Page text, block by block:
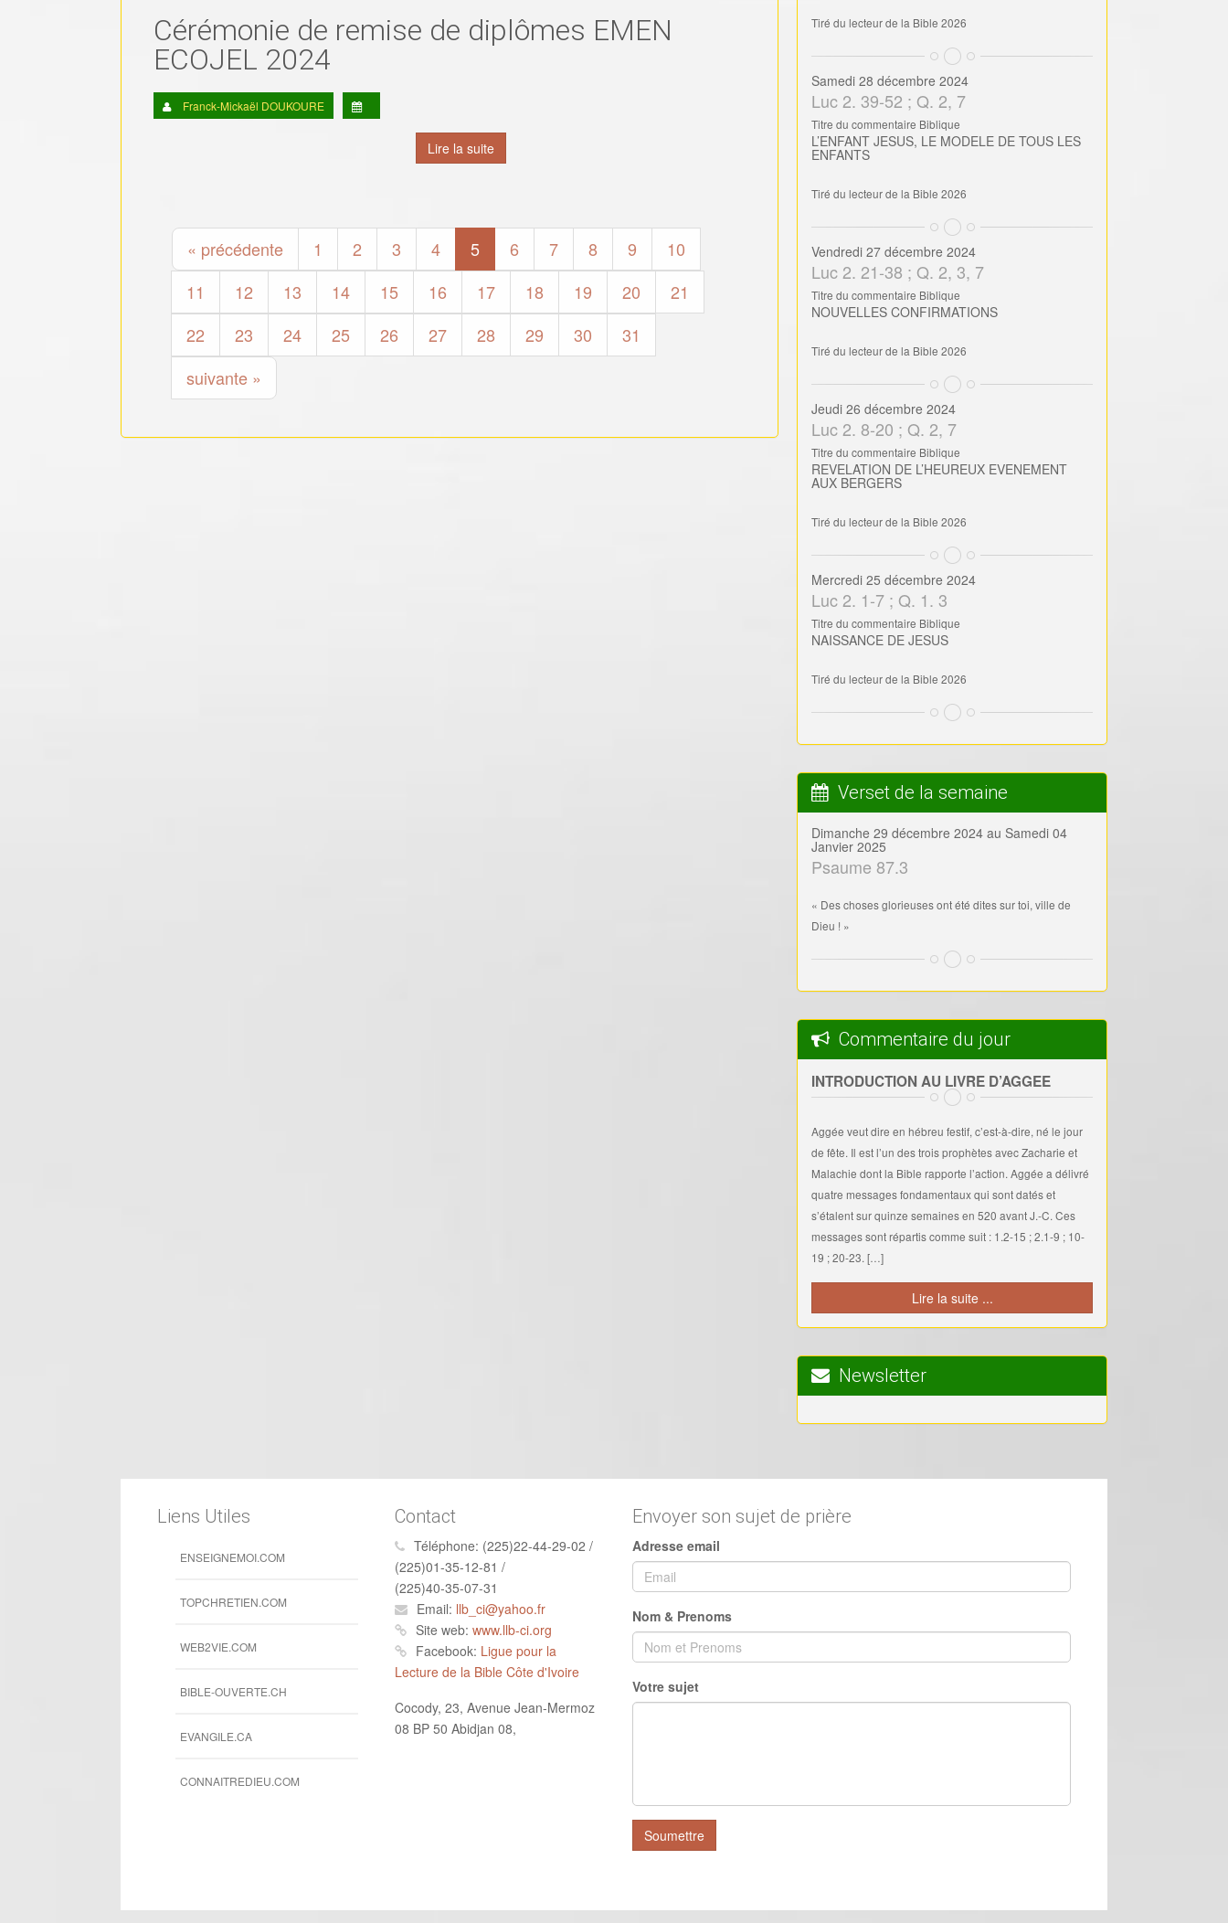
Cérémonie de remise de diplômes EMEN
ECOJEL 2024
Franck-Mickaël DOUKOURE
Lire la suite
« précédente 1 2 3 4 5 6 7 8 9
10
11
12 13 14 15 16 17 18 19 20
21
22
23 24 25 26 27 28 29 30
31
suivante »
Tiré du lecteur de la Bible 2026
Samedi 28 décembre 2024
Luc 2. 39-52 ; Q. 2, 7
Titre du commentaire Biblique
L’ENFANT JESUS, LE MODELE DE TOUS LES
ENFANTS
Tiré du lecteur de la Bible 2026
Vendredi 27 décembre 2024
Luc 2. 21-38 ; Q. 2, 3, 7
Titre du commentaire Biblique
NOUVELLES CONFIRMATIONS
Tiré du lecteur de la Bible 2026
Jeudi 26 décembre 2024
Luc 2. 8-20 ; Q. 2, 7
Titre du commentaire Biblique
REVELATION DE L’HEUREUX EVENEMENT
AUX BERGERS
Tiré du lecteur de la Bible 2026
Mercredi 25 décembre 2024
Luc 2. 1-7 ; Q. 1. 3
Titre du commentaire Biblique
NAISSANCE DE JESUS
Tiré du lecteur de la Bible 2026
Verset de la semaine
Dimanche 29 décembre 2024 au Samedi 04
Janvier 2025
Psaume 87.3
« Des choses glorieuses ont été dites sur toi, ville de
Dieu ! »
Commentaire du jour
INTRODUCTION AU LIVRE D’AGGEE
Aggée veut dire en hébreu festif, c’est-à-dire, né le jour
de fête. Il est l’un des trois prophètes avec Zacharie et
Malachie dont la Bible rapporte l’action. Aggée a délivré
quatre messages fondamentaux qui sont datés et
s’étalent sur quinze semaines en 520 avant J.-C. Ces
messages sont répartis comme suit : 1.2-15 ; 2.1-9 ; 10-
19 ; 20-23. […]
Lire la suite ...
Newsletter
Liens Utiles
ENSEIGNEMOI.COM
TOPCHRETIEN.COM
WEB2VIE.COM
BIBLE-OUVERTE.CH
EVANGILE.CA
CONNAITREDIEU.COM
Contact
Téléphone: (225)22-44-29-02 /
(225)01-35-12-81 /
(225)40-35-07-31
Email: llb_ci@yahoo.fr
Site web: www.llb-ci.org
Facebook: Ligue pour la
Lecture de la Bible Côte d'Ivoire
Cocody, 23, Avenue Jean-Mermoz
08 BP 50 Abidjan 08,
Envoyer son sujet de prière
Adresse email
Nom & Prenoms
Votre sujet
Soumettre